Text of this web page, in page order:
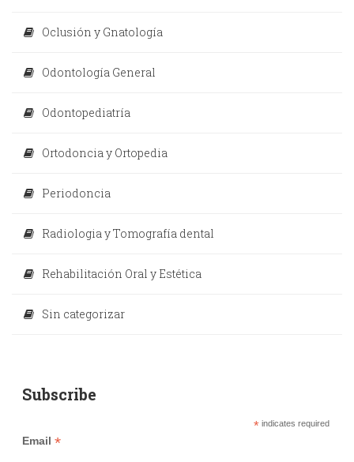
Oclusión y Gnatología
Odontología General
Odontopediatría
Ortodoncia y Ortopedia
Periodoncia
Radiologia y Tomografía dental
Rehabilitación Oral y Estética
Sin categorizar
Subscribe
*indicates required
Email *